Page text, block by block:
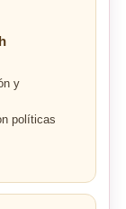
y
políticas